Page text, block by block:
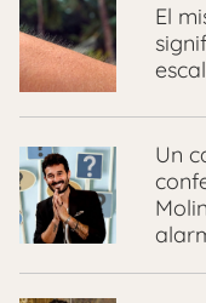
El
Un